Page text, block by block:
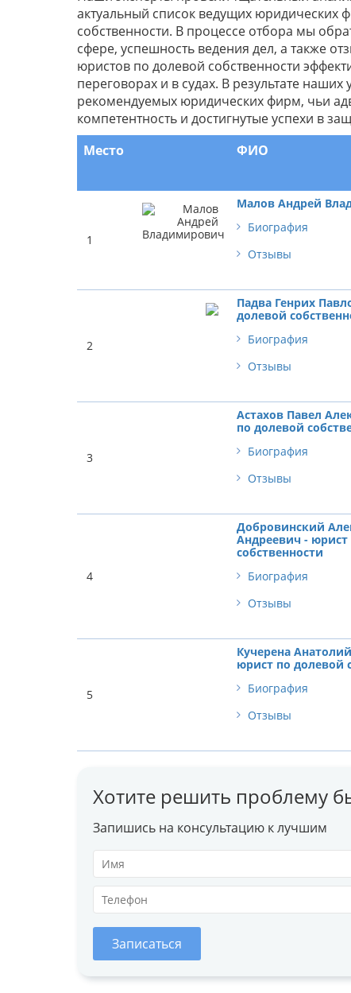
актуальный список ведущих юридических
собственности. В процессе отбора мы
сфере, успешность ведения дел, а также
юристов по долевой собственности
переговорах и в судах. В результате
рекомендуемых юридических фирм, чьи
компетентность и достигнутые успехи в
Место
ФИО
1
Малов Андрей
Биография
Отзывы
2
Падва Генрих
долевой
Биография
Отзывы
3
Астахов Павел
по долевой
Биография
Отзывы
4
Добровинский
Андреевич - юрист
собственности
Биография
Отзывы
5
Кучерена
юрист по долевой
Биография
Отзывы
Хотите решить проблему
Запишись на консультацию к лучшим
Записаться